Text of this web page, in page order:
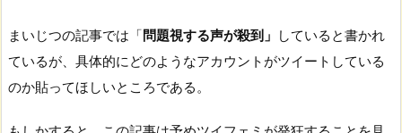
まいじつの記事では「問題視する声が殺到」 していると書かれ
ているが、具体的にどのようなアカウントがツイートしている
のか貼ってほしいところである。